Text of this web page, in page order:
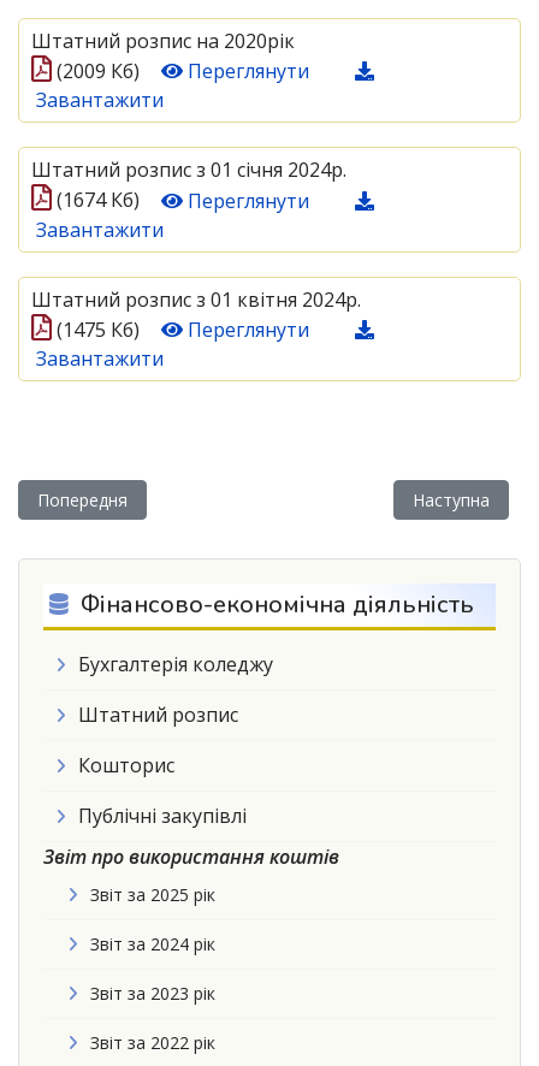
Штатний розпис на 2020рік
(2009 Кб)
Переглянути
Завантажити
Штатний розпис з 01 січня 2024р.
(1674 Кб)
Переглянути
Завантажити
Штатний розпис з 01 квітня 2024р.
(1475 Кб)
Переглянути
Завантажити
Попередня стаття: Кошторис коледжу
Попередня Наступна
Наступна
Фінансово-економічна діяльність
Бухгалтерія коледжу
Штатний розпис
Кошторис
Публічні закупівлі
Звіт про використання коштів
Звіт за 2025 рік
Звіт за 2024 рік
Звіт за 2023 рік
Звіт за 2022 рік